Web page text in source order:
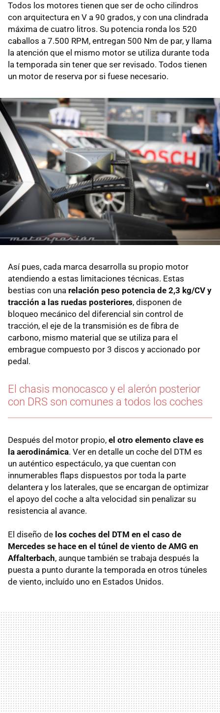
Todos los motores tienen que ser de ocho cilindros
con arquitectura en V a 90 grados, y con una clindrada
máxima de cuatro litros. Su potencia ronda los 520
caballos a 7.500 RPM, entregan 500 Nm de par, y llama
la atención que el mismo motor se utiliza durante toda
la temporada sin tener que ser revisado. Todos tienen
un motor de reserva por si fuese necesario.
Así pues, cada marca desarrolla su propio motor
atendiendo a estas limitaciones técnicas. Estas
bestias con una relación peso potencia de 2,3 kg/CV y
tracción a las ruedas posteriores, disponen de
bloqueo mecánico del diferencial sin control de
tracción, el eje de la transmisión es de fibra de
carbono, mismo material que se utiliza para el
embrague compuesto por 3 discos y accionado por
pedal.
El chasis monocasco y el alerón posterior
con DRS son comunes a todos los coches
Después del motor propio, el otro elemento clave es
la aerodinámica. Ver en detalle un coche del DTM es
un auténtico espectáculo, ya que cuentan con
innumerables flaps dispuestos por toda la parte
delantera y los laterales, que se encargan de optimizar
el apoyo del coche a alta velocidad sin penalizar su
resistencia al avance.
El diseño de los coches del DTM en el caso de
Mercedes se hace en el túnel de viento de AMG en
Affalterbach, aunque también se trabaja después la
puesta a punto durante la temporada en otros túneles
de viento, incluído uno en Estados Unidos.